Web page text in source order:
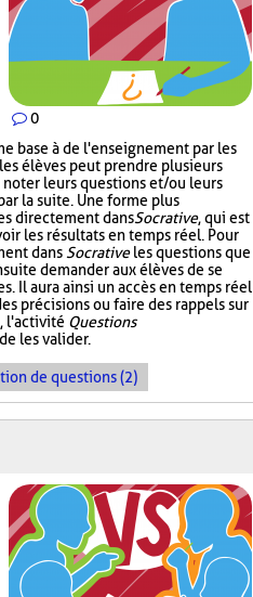
0
base à de l'enseignement par les
élèves peut prendre plusieurs
noter leurs questions et/ou leurs
la suite. Une forme plus
directement dansSocrative, qui est
les résultats en temps réel. Pour
dansSocrativeles questions que
demander aux élèves de se
Il aura ainsi un accès en temps réel
précisions ou faire des rappels sur
l'activité Questions
les valider.
de questions (2)